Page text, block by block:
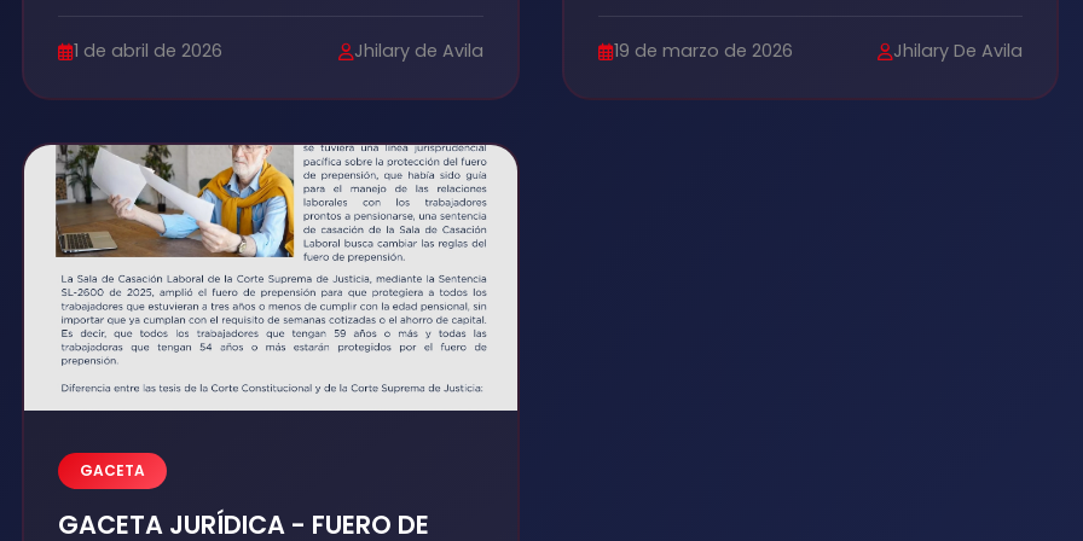
1 de abril de 2026 Jhilary de Avila 19 de marzo de 2026 Jhilary De Avila
GACETA
GACETA JURÍDICA - FUERO DE